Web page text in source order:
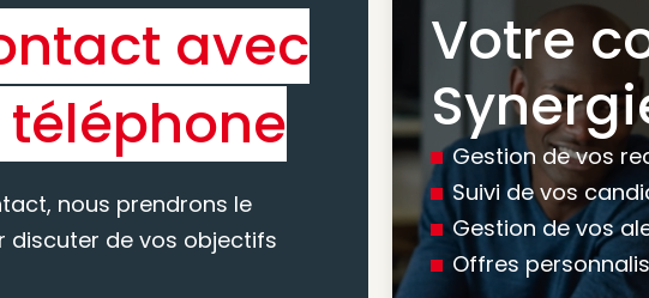
avec
nous prendrons le
discuter de vos objectifs
Nous vous
Votre
Gestion de vos
Suivi de vos
Gestion de vos
Offres